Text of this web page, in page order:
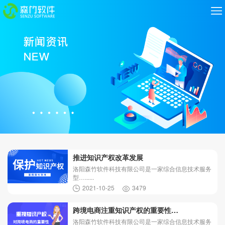
推进知识产权改革发展
洛阳森竹软件科技有限公司是一家综合信息技术服务
型…......
2021-10-25
3479
跨境电商注重知识产权的重要性…
洛阳森竹软件科技有限公司是一家综合信息技术服务